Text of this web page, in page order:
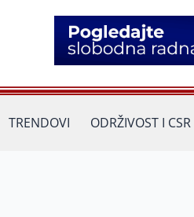
TRENDOVI ODRŽIVOST I CSR